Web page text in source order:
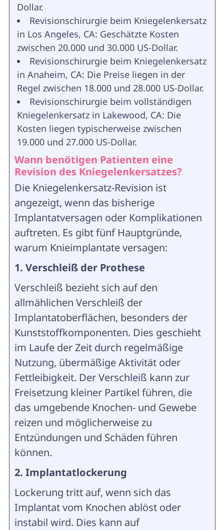
Dollar.
Revisionschirurgie beim Kniegelenkersatz
in Los Angeles, CA: Geschätzte Kosten
zwischen 20.000 und 30.000 US-Dollar.
Revisionschirurgie beim Kniegelenkersatz
in Anaheim, CA: Die Preise liegen in der
Regel zwischen 18.000 und 28.000 US-Dollar.
Revisionschirurgie beim vollständigen
Kniegelenkersatz in Lakewood, CA: Die
Kosten liegen typischerweise zwischen
19.000 und 27.000 US-Dollar.
Wann benötigen Patienten eine
Revision des Kniegelenkersatzes?
Die Kniegelenkersatz-Revision ist
angezeigt, wenn das bisherige
Implantatversagen oder Komplikationen
auftreten. Es gibt fünf Hauptgründe,
warum Knieimplantate versagen:
1. Verschleiß der Prothese
Verschleiß bezieht sich auf den
allmählichen Verschleiß der
Implantatoberflächen, besonders der
Kunststoffkomponenten. Dies geschieht
im Laufe der Zeit durch regelmäßige
Nutzung, übermäßige Aktivität oder
Fettleibigkeit. Der Verschleiß kann zur
Freisetzung kleiner Partikel führen, die
das umgebende Knochen- und Gewebe
reizen und möglicherweise zu
Entzündungen und Schäden führen
können.
2. Implantatlockerung
Lockerung tritt auf, wenn sich das
Implantat vom Knochen ablöst oder
instabil wird. Dies kann auf